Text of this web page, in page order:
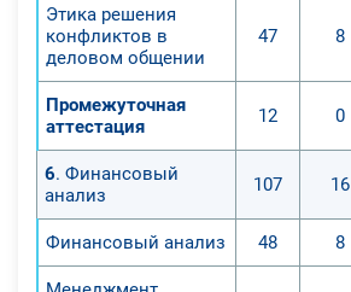
Этика решения
конфликтов в
деловом общении
47 8
Промежуточная
аттестация
12 0
6. Финансовый
анализ
107 16
Финансовый анализ 48 8